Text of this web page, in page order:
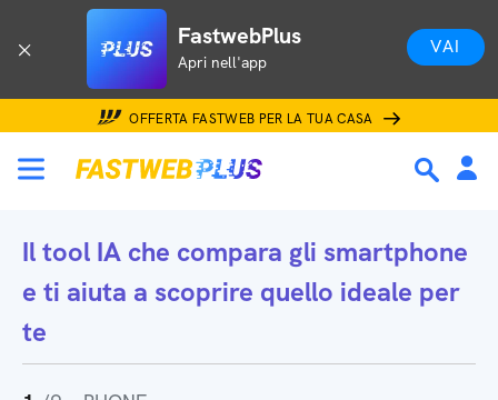
FastwebPlus
Apri nell'app
VAI
OFFERTA FASTWEB PER LA TUA CASA
Il tool IA che compara gli smartphone
e ti aiuta a scoprire quello ideale per
te